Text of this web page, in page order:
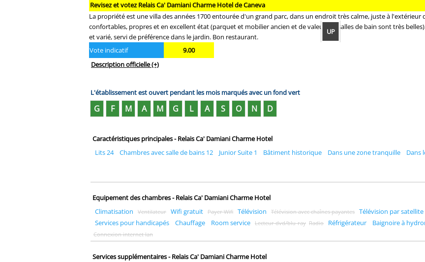
UP
Revisez et votez Relais Ca' Damiani Charme Hotel de Caneva
La propriété est une villa des années 1700 entourée d'un grand parc, dans un endroit très calme, juste à l'extérieur
confortables, propres et en excellent état (parquet et mobilier ancien et de valeur, les salles de bain sont très
et varié, servi de préférence dans le jardin. Bon restaurant.
Vote indicatif
9.00
Description officielle(+)
L'établissement est ouvert pendant les mois marqués avec un fond vert
G F M A M G L A S O N D
Caractéristiques principales - Relais Ca' Damiani Charme Hotel
Lits 24
Chambres avec salle de bains 12 Junior Suite 1 Bâtiment historique Dans une zone tranquille Dans
Equipement des chambres - Relais Ca' Damiani Charme Hotel
Climatisation
Ventilateur Wifi gratuit Payer Wifi Télévision Télévision avec chaînes payantes Télévision par satellite
Services pour handicapés
Chauffage Room service Lecteur dvd/blu-ray Radio Réfrigérateur Baignoire à
Connexion internet lan
Services supplémentaires - Relais Ca' Damiani Charme Hotel